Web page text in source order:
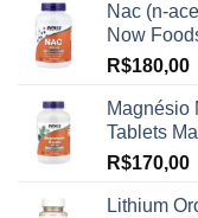
Nac (n-
Now
R$180,00
Magnésio
Tablets
R$170,00
Lithium